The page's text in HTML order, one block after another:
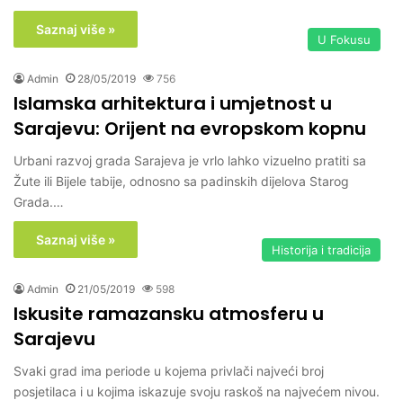
Saznaj više »
U Fokusu
Admin 28/05/2019 756
Islamska arhitektura i umjetnost u
Sarajevu: Orijent na evropskom kopnu
Urbani razvoj grada Sarajeva je vrlo lahko vizuelno pratiti sa
Žute ili Bijele tabije, odnosno sa padinskih dijelova Starog
Grada.…
Saznaj više »
Historija i tradicija
Admin 21/05/2019 598
Iskusite ramazansku atmosferu u
Sarajevu
Svaki grad ima periode u kojema privlači najveći broj
posjetilaca i u kojima iskazuje svoju raskoš na najvećem nivou.